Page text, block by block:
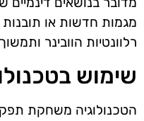
מגמות חדשות או
רלוונטיות הוובינר
שימוש
הטכנולוגיה משחקת